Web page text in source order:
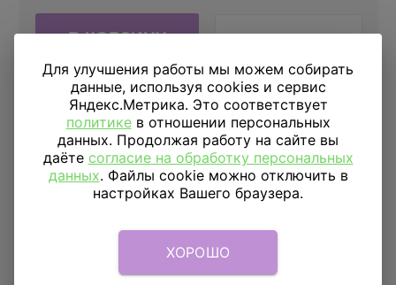
Купить в 1 клик
ДОСТАВКАПО МОСКВЕ
Доставка в пределах МКАД 590 руб. от 1 часа
Доставка за МКАД 690 руб.+ 50 руб/км. от 1 часа
Скидка подписчикам 5%
Для улучшения работы мы можем собирать
данные, используя cookies и сервис
Яндекс.Метрика. Это соответствует
политикев отношении персональных
данных. Продолжая работу на сайте вы
даёте согласие на обработку персональных
данных. Файлы cookie можно отключить в
настройках Вашего браузера.
ХОРОШО